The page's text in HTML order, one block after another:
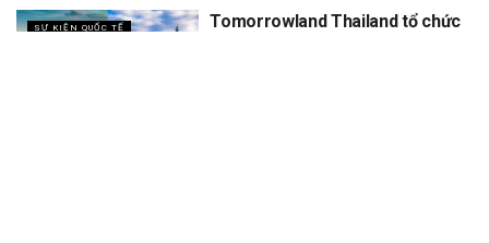
SỰ KIỆN QUỐC TẾ
Tomorrowland Thailand tổ chức